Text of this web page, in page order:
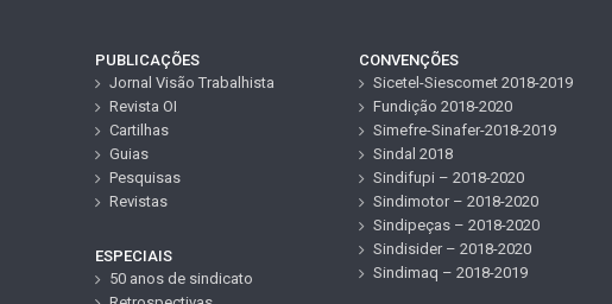
PUBLICAÇÕES
Jornal Visão Trabalhista
Revista OI
Cartilhas
Guias
Pesquisas
Revistas
ESPECIAIS
50 anos de sindicato
CONVENÇÕES
Sicetel-Siescomet 2018-2019
Fundição 2018-2020
Simefre-Sinafer-2018-2019
Sindal 2018
Sindifupi – 2018-2020
Sindimotor – 2018-2020
Sindipeças – 2018-2020
Sindisider – 2018-2020
Sindimaq – 2018-2019